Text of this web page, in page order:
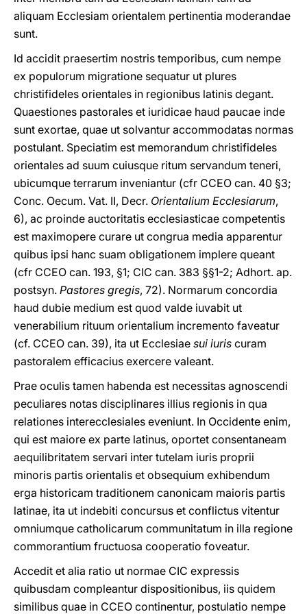
aliquam Ecclesiam orientalem pertinentia moderandae
sunt.
Id accidit praesertim nostris temporibus, cum nempe
ex populorum migratione sequatur ut plures
christifideles orientales in regionibus latinis degant.
Quaestiones pastorales et iuridicae haud paucae inde
sunt exortae, quae ut solvantur accommodatas normas
postulant. Speciatim est memorandum christifideles
orientales ad suum cuiusque ritum servandum teneri,
ubicumque terrarum inveniantur (cfr CCEO can. 40 §3;
Conc. Oecum. Vat. II, Decr. Orientalium Ecclesiarum,
6), ac proinde auctoritatis ecclesiasticae competentis
est maximopere curare ut congrua media apparentur
quibus ipsi hanc suam obligationem implere queant
(cfr CCEO can. 193, §1; CIC can. 383 §§1-2; Adhort. ap.
postsyn. Pastores gregis, 72). Normarum concordia
haud dubie medium est quod valde iuvabit ut
venerabilium rituum orientalium incremento faveatur
(cf. CCEO can. 39), ita ut Ecclesiae sui iuris curam
pastoralem efficacius exercere valeant.
Prae oculis tamen habenda est necessitas agnoscendi
peculiares notas disciplinares illius regionis in qua
relationes interecclesiales eveniunt. In Occidente enim,
qui est maiore ex parte latinus, oportet consentaneam
aequilibritatem servari inter tutelam iuris proprii
minoris partis orientalis et obsequium exhibendum
erga historicam traditionem canonicam maioris partis
latinae, ita ut indebiti concursus et conflictus vitentur
omniumque catholicarum communitatum in illa regione
commorantium fructuosa cooperatio foveatur.
Accedit et alia ratio ut normae CIC expressis
quibusdam compleantur dispositionibus, iis quidem
similibus quae in CCEO continentur, postulatio nempe